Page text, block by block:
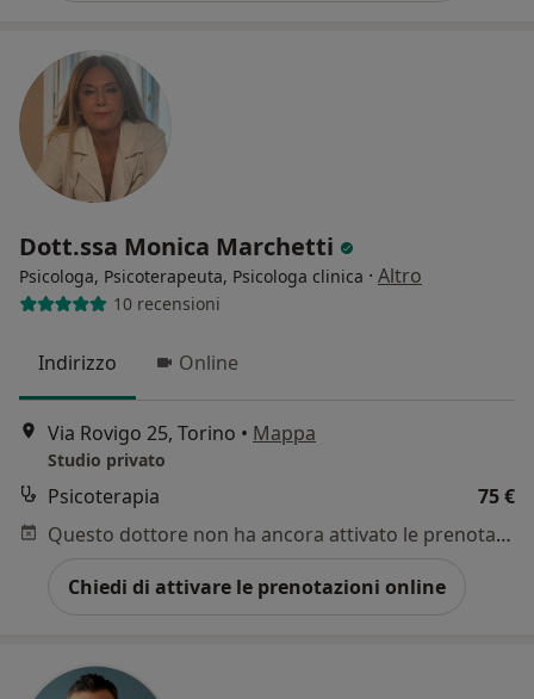
Dott.ssa Monica Marchetti
Psicologa, Psicoterapeuta, Psicologa clinica · Altro
10 recensioni
Indirizzo Online
Via Rovigo 25, Torino • Mappa
Studio privato
Psicoterapia
75 €
Questo dottore non ha ancora attivato le prenotazioni online presso questo indirizzo.
Chiedi di attivare le prenotazioni online